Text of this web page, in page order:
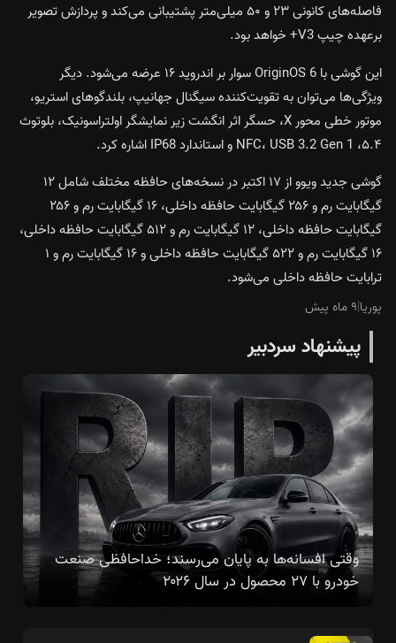
فاصله‌های کانونی ۲۳ و ۵۰ میلی‌متر پشتیبانی می‌کند و پردازش تصویر
برعهده چیپ V3+ خواهد بود.
این گوشی با OriginOS 6 سوار بر اندروید ۱۶ عرضه می‌شود. دیگر
ویژگی‌ها می‌توان به تقویت‌کننده سیگنال جهانیپ، بلندگوهای استریو،
موتور خطی محور X، حسگر اثر انگشت زیر نمایشگر اولتراسونیک، بلوتوث
۵.۴، NFC، USB 3.2 Gen 1 و استاندارد IP68 اشاره کرد.
گوشی جدید ویوو از ۱۷ اکتبر در نسخه‌های حافظه مختلف شامل ۱۲
گیگابایت رم و ۲۵۶ گیگابایت حافظه داخلی، ۱۶ گیگابایت رم و ۲۵۶
گیگابایت حافظه داخلی، ۱۲ گیگابایت رم و ۵۱۲ گیگابایت حافظه داخلی،
۱۶ گیگابایت رم و ۵۲۲ گیگابایت حافظه داخلی و ۱۶ گیگابایت رم و ۱
ترابایت حافظه داخلی می‌شود.
پوریا|۹ ماه پیش
پیشنهاد سردبیر
وقتی افسانه‌ها به پایان می‌رسند؛ خداحافظی صنعت
خودرو با ۲۷ محصول در سال ۲۰۲۶